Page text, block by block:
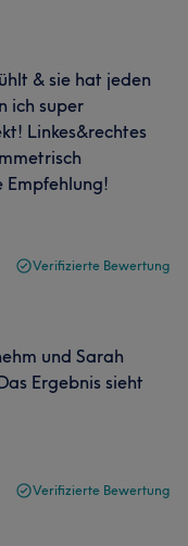
& sie hat jeden
ich super
Linkes&rechtes
Empfehlung!
Verifizierte Bewertung
und Sarah
Ergebnis sieht
Verifizierte Bewertung